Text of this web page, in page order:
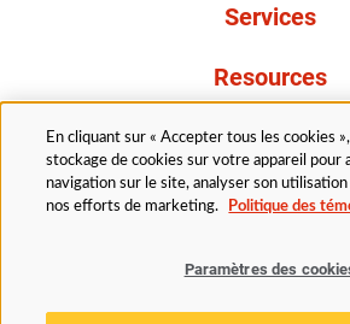
Services
Resources
À propos de
Légal Avis de confidentialité
En cliquant sur « Accepter tous les cookies
stockage de cookies sur votre appareil pour
navigation sur le site, analyser son
nos efforts de marketing.
Politique des
Paramètres des